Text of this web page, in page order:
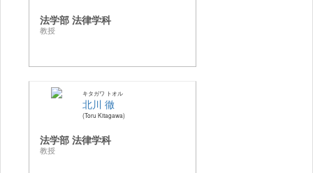
法学部 法律学科
教授
キタガワ トオル
北川 徹
Toru Kitagawa
法学部 法律学科
教授